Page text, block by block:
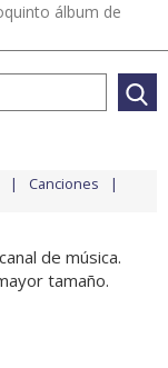
álbum de
Canciones
de música.
tamaño.